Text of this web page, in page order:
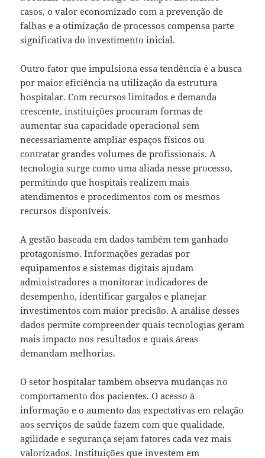
casos, o valor economizado com a prevenção de
falhas e a otimização de processos compensa parte
significativa do investimento inicial.
Outro fator que impulsiona essa tendência é a busca
por maior eficiência na utilização da estrutura
hospitalar. Com recursos limitados e demanda
crescente, instituições procuram formas de
aumentar sua capacidade operacional sem
necessariamente ampliar espaços físicos ou
contratar grandes volumes de profissionais. A
tecnologia surge como uma aliada nesse processo,
permitindo que hospitais realizem mais
atendimentos e procedimentos com os mesmos
recursos disponíveis.
A gestão baseada em dados também tem ganhado
protagonismo. Informações geradas por
equipamentos e sistemas digitais ajudam
administradores a monitorar indicadores de
desempenho, identificar gargalos e planejar
investimentos com maior precisão. A análise desses
dados permite compreender quais tecnologias geram
mais impacto nos resultados e quais áreas
demandam melhorias.
O setor hospitalar também observa mudanças no
comportamento dos pacientes. O acesso à
informação e o aumento das expectativas em relação
aos serviços de saúde fazem com que qualidade,
agilidade e segurança sejam fatores cada vez mais
valorizados. Instituições que investem em